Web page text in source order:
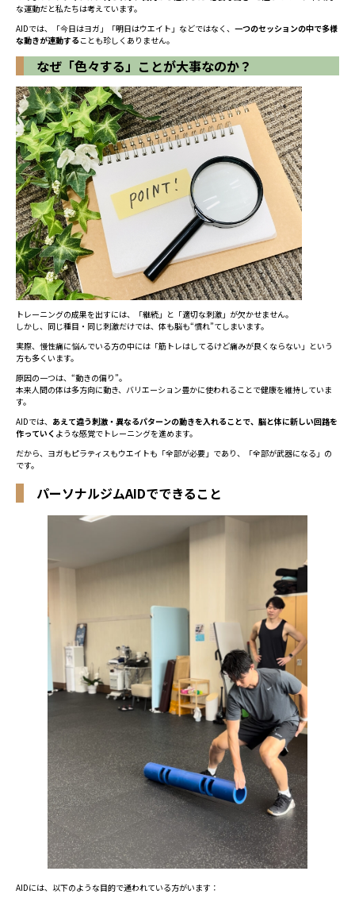
な運動だと私たちは考えています。
AIDでは、「今日はヨガ」「明日はウエイト」などではなく、 一つのセッションの中で多様
な動きが連動する ことも珍しくありません。
なぜ「色々する」ことが大事なのか？
トレーニングの成果を出すには、「継続」と「適切な刺激」が欠かせません。
しかし、同じ種目・同じ刺激だけでは、体も脳も“慣れ”てしまいます。
実際、慢性痛に悩んでいる方の中には「筋トレはしてるけど痛みが良くならない」という
方も多くいます。
原因の一つは、“動きの偏り”。
本来人間の体は多方向に動き、バリエーション豊かに使われることで健康を維持していま
す。
AIDでは、 あえて違う刺激・異なるパターンの動きを入れることで、脳と体に新しい回路を
作っていく ような感覚でトレーニングを進めます。
だから、ヨガもピラティスもウエイトも「全部が必要」であり、「全部が武器になる」の
です。
パーソナルジムAIDでできること
AIDには、以下のような目的で通われている方がいます：